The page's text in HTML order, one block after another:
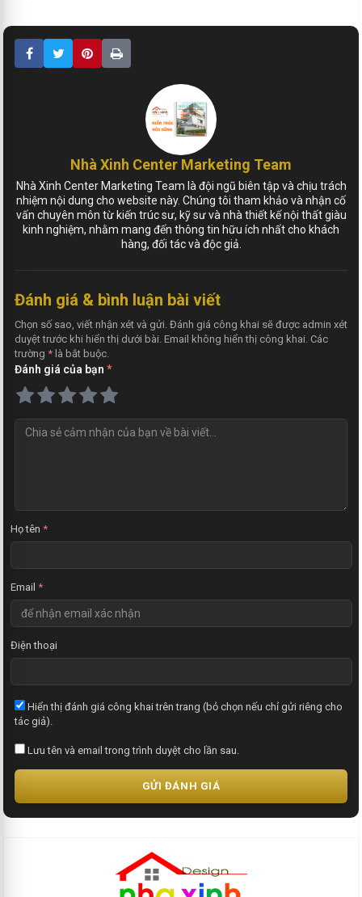
Nhà Xinh Center Marketing Team
Nhà Xinh Center Marketing Team là đội ngũ biên tập và chịu trách
nhiệm nội dung cho website này. Chúng tôi tham khảo và nhận cố
vấn chuyên môn từ kiến trúc sư, kỹ sư và nhà thiết kế nội thất giàu
kinh nghiệm, nhằm mang đến thông tin hữu ích nhất cho khách
hàng, đối tác và độc giả.
Đánh giá & bình luận bài viết
Chọn số sao, viết nhận xét và gửi. Đánh giá công khai sẽ được admin xét
duyệt trước khi hiển thị dưới bài. Email không hiển thị công khai. Các
trường * là bắt buộc.
Đánh giá của bạn *
Họ tên *
Email *
Điện thoại
Hiển thị đánh giá công khai trên trang (bỏ chọn nếu chỉ gửi riêng cho
tác giả).
Lưu tên và email trong trình duyệt cho lần sau.
GỬI ĐÁNH GIÁ